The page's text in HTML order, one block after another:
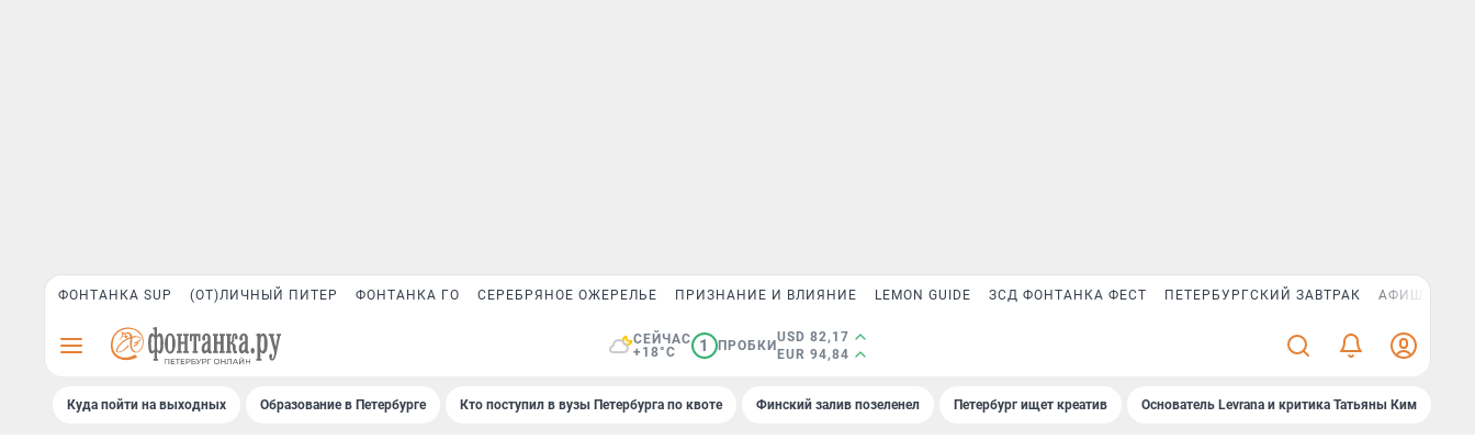
ФОНТАНКА SUP (ОТ)ЛИЧНЫЙ ПИТЕР ФОНТАНКА ГО СЕРЕБРЯНОЕ ОЖЕРЕЛЬЕ ПРИЗНАНИЕ И ВЛИЯНИЕ LEMON GUIDE ЗСД ФОНТАНКА ФЕСТ ПЕТЕРБУРГСКИЙ ЗАВТРАК АФИША PLUS
СЕЙЧАС
+18°C
1 ПРОБКИ
USD 82,17
EUR 94,84
Куда пойти на выходных Образование в Петербурге Кто поступил в вузы Петербурга по квоте Финский залив позеленел Петербург ищет креатив Основатель Levrana и критика Татьяны Ким